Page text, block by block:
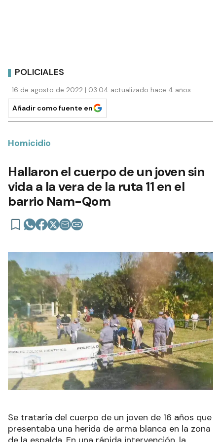
POLICIALES
16 de agosto de 2022 | 03:04 actualizado hace 4 años
Añadir como fuente en
Homicidio
Hallaron el cuerpo de un joven sin
vida a la vera de la ruta 11 en el
barrio Nam-Qom
Se trataría del cuerpo de un joven de 16 años que
presentaba una herida de arma blanca en la zona